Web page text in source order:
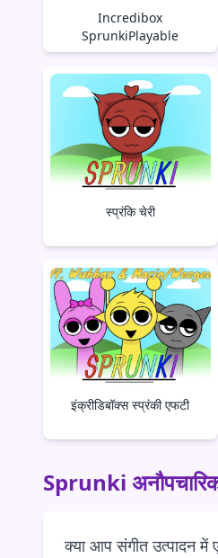
Incredibox
SprunkiPlayable
स्प्रंकि चेरी
इंक्रीडिबॉक्स स्प्रंकी एफटी
Sprunki
क्या आप संगीत उत्पादन